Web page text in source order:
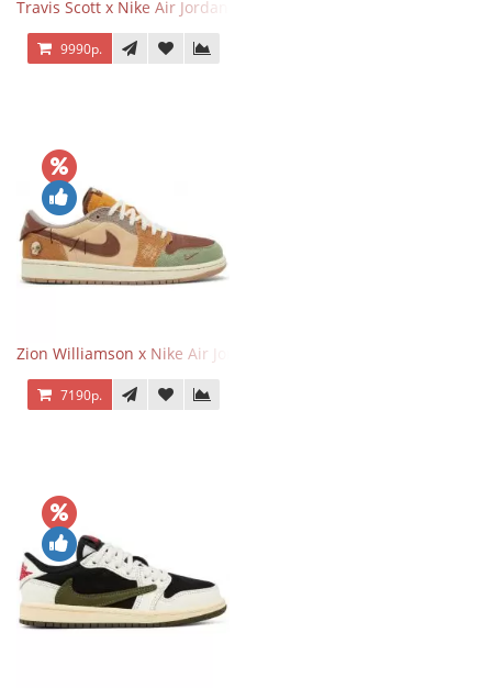
Travis Scott x Nike Air Jordan 1 Retro Low OG SP Black Phantom
9990р.
Zion Williamson x Nike Air Jordan 1 Retro Low OG Voodoo
7190р.